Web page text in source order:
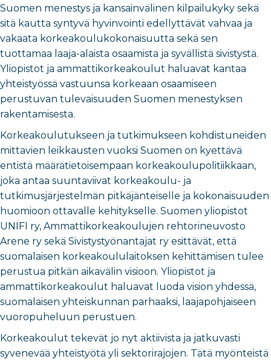
Suomen menestys ja kansainvälinen kilpailukyky sekä
sitä kautta syntyvä hyvinvointi edellyttävät vahvaa ja
vakaata korkeakoulukokonaisuutta sekä sen
tuottamaa laaja-alaista osaamista ja syvällistä sivistystä.
Yliopistot ja ammattikorkeakoulut haluavat kantaa
yhteistyössä vastuunsa korkeaan osaamiseen
perustuvan tulevaisuuden Suomen menestyksen
rakentamisesta.
Korkeakoulutukseen ja tutkimukseen kohdistuneiden
mittavien leikkausten vuoksi Suomen on kyettävä
entistä määrätietoisempaan korkeakoulupolitiikkaan,
joka antaa suuntaviivat korkeakoulu- ja
tutkimusjärjestelmän pitkäjänteiselle ja kokonaisuuden
huomioon ottavalle kehitykselle. Suomen yliopistot
UNIFI ry, Ammattikorkeakoulujen rehtorineuvosto
Arene ry sekä Sivistystyönantajat ry esittävät, että
suomalaisen korkeakoululaitoksen kehittämisen tulee
perustua pitkän aikavälin visioon. Yliopistot ja
ammattikorkeakoulut haluavat luoda vision yhdessä,
suomalaisen yhteiskunnan parhaaksi, laajapohjaiseen
vuoropuheluun perustuen.
Korkeakoulut tekevät jo nyt aktiivista ja jatkuvasti
syvenevää yhteistyötä yli sektorirajojen. Tätä myönteistä